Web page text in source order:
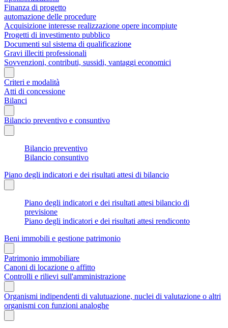
Finanza di progetto
automazione delle procedure
Acquisizione interesse realizzazione opere incompiute
Progetti di investimento pubblico
Documenti sul sistema di qualificazione
Gravi illeciti professionali
Sovvenzioni, contributi, sussidi, vantaggi economici
Criteri e modalità
Atti di concessione
Bilanci
Bilancio preventivo e consuntivo
Bilancio preventivo
Bilancio consuntivo
Piano degli indicatori e dei risultati attesi di bilancio
Piano degli indicatori e dei risultati attesi bilancio di
previsione
Piano degli indicatori e dei risultati attesi rendiconto
Beni immobili e gestione patrimonio
Patrimonio immobiliare
Canoni di locazione o affitto
Controlli e rilievi sull'amministrazione
Organismi indipendenti di valutuazione, nuclei di valutazione o altri
organismi con funzioni analoghe